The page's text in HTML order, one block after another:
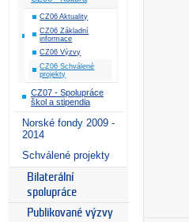
CZ06 Aktuality
CZ06 Základní
informace
CZ06 Výzvy
CZ06 Schválené
projekty
CZ07 - Spolupráce
škol a stipendia
Norské fondy 2009 -
2014
Schválené projekty
Bilaterální
spolupráce
Publikované výzvy